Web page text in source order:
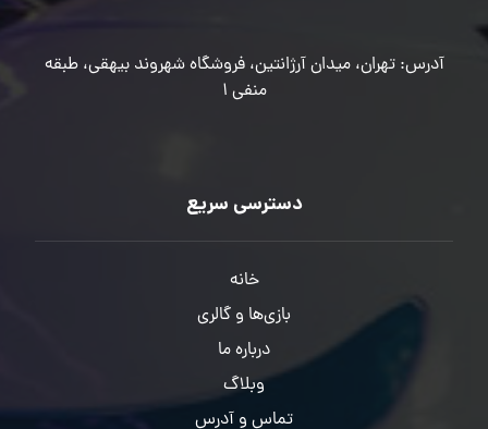
آدرس: تهران، میدان آرژانتین، فروشگاه شهروند بیهقی، طبقه
منفی 1
دسترسی سریع
خانه
بازی‌ها و گالری
درباره ما
وبلاگ
تماس و آدرس